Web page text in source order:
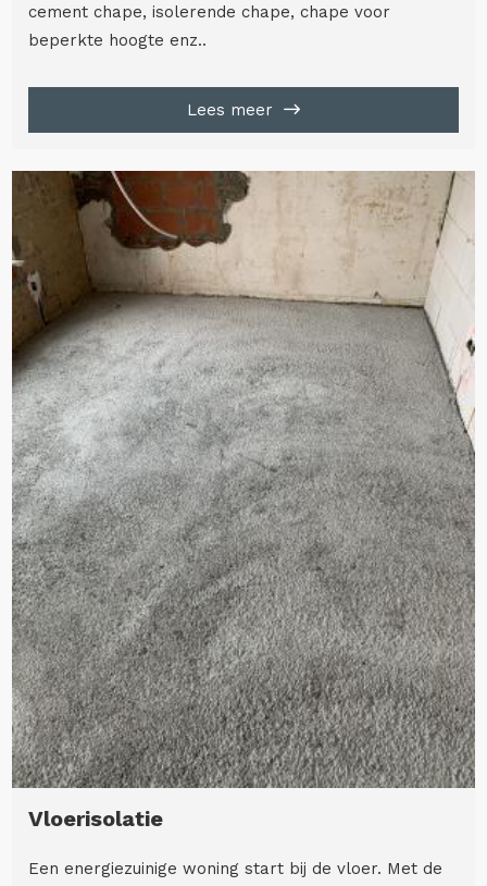
cement chape, isolerende chape, chape voor
beperkte hoogte enz..
Lees meer
Vloerisolatie
Een energiezuinige woning start bij de vloer. Met de